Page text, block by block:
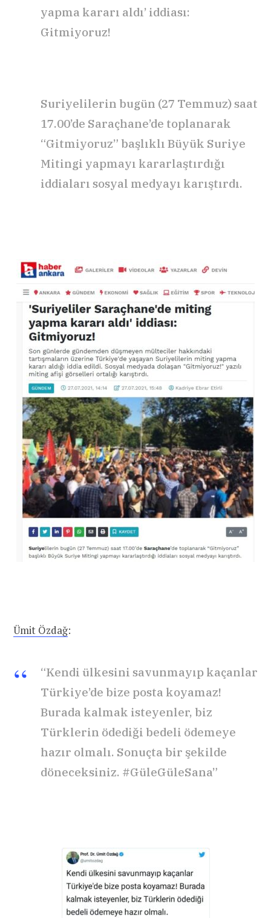
yapma kararı aldı’ iddiası:
Gitmiyoruz!
Suriyelilerin bugün (27 Temmuz) saat
17.00’de Saraçhane’de toplanarak
“Gitmiyoruz” başlıklı Büyük Suriye
Mitingi yapmayı kararlaştırdığı
iddiaları sosyal medyayı karıştırdı.
Ümit Özdağ:
“Kendi ülkesini savunmayıp kaçanlar
Türkiye’de bize posta koyamaz!
Burada kalmak isteyenler, biz
Türklerin ödediği bedeli ödemeye
hazır olmalı. Sonuçta bir şekilde
döneceksiniz. #GüleGüleSana”